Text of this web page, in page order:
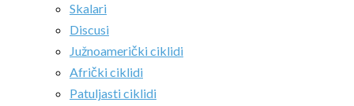
Skalari
Discusi
Južnoamerički ciklidi
Afrički ciklidi
Patuljasti ciklidi